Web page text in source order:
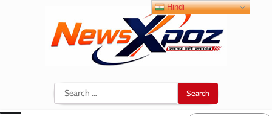
Search
for:
Hindi